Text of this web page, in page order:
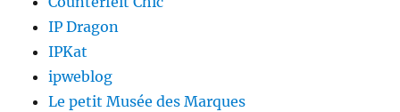
IP Dragon
IPKat
ipweblog
Le petit Musée des Marques